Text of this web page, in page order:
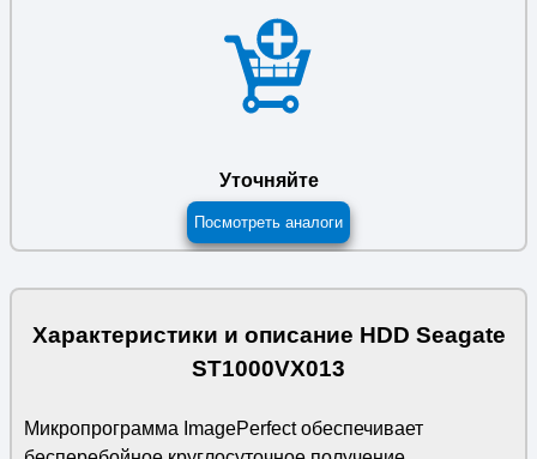
Уточняйте
Посмотреть аналоги
Характеристики и описание HDD Seagate
ST1000VX013
Микропрограмма ImagePerfect обеспечивает